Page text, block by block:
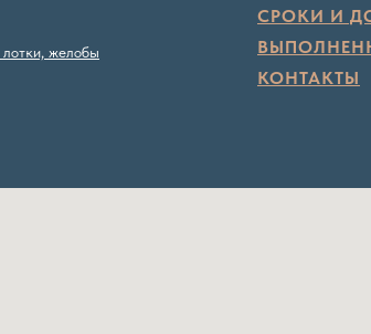
лотки, желобы
СРОКИ И
КОНТАКТЫ